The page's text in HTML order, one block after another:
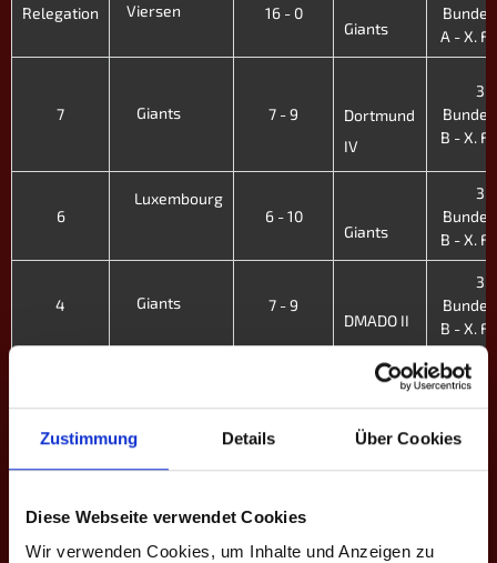
Zustimmung Details Über Cookies
Diese Webseite verwendet Cookies
Wir verwenden Cookies, um Inhalte und Anzeigen zu
Relegation Viersen 16 - 0
Giants
A - X.
7 Giants 7 - 9
Dortmund
IV
3.
B - X.
6
Luxembourg
6 - 10
Giants
3.
B - X.
4 Giants 7 - 9
DMADO II
3.
B - X.
Giants
Rheinshooters